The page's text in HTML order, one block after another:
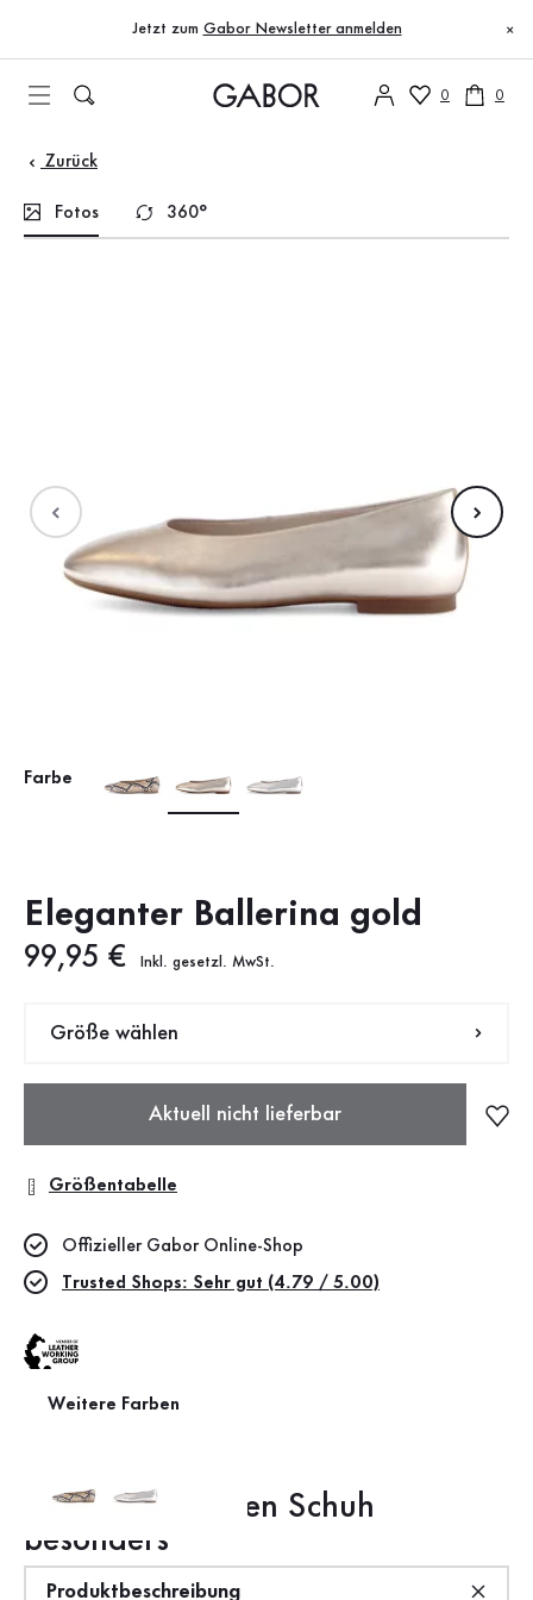
Zum Inhaltsverzeichnis
Zur Hauptnavigation
Jetzt zum Gabor Newsletter anmelden ×
0 0
Zurück
Fotos 360°
Farbe
Eleganter Ballerina gold
Neuer Preis
99,95 € Inkl. gesetzl. MwSt.
Größe wählen
Aktuell nicht lieferbar
Größentabelle
Weitere Farben
Offizieller Gabor Online-Shop
Trusted Shops: Sehr gut (4.79 / 5.00)
Leather Working Group
Das macht diesen Schuh
besonders
Produktbeschreibung